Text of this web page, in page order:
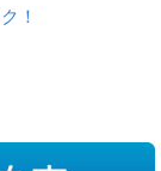
！